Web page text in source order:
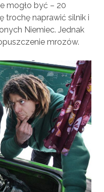
mogło być – 20
trochę naprawić silnik i
Niemiec. Jednak
mrozów.